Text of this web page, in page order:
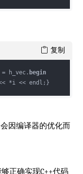
h_vec. begin
*i << endl;}
复制
因编译器的优化而
正确实现C++代码